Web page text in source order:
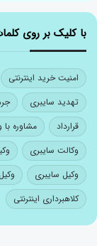
با کلیک بر روی
امنیت خرید اینترنتی
تهدید سایبری
قرارداد
مشاوره با
وکالت سایبری
وکیل سایبری
کلاهبرداری اینترنتی